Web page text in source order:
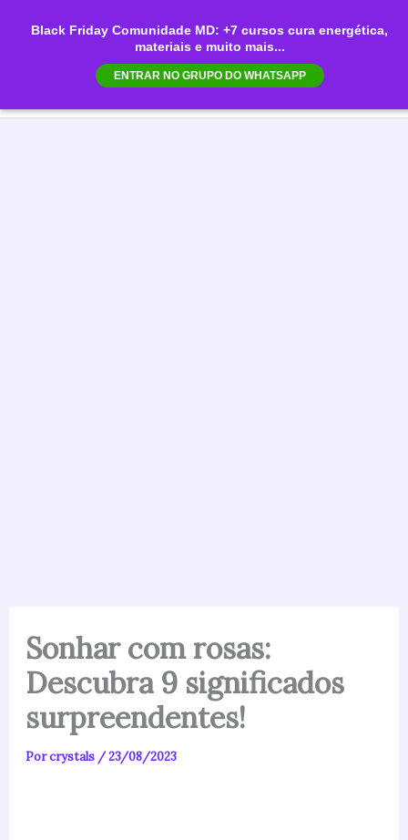
Black Friday Comunidade MD: +7 cursos cura energética,
materiais e muito mais...
ENTRAR NO GRUPO DO WHATSAPP
para
Sonhar com rosas:
Descubra 9 significados
surpreendentes!
Porcrystals /23/08/2023